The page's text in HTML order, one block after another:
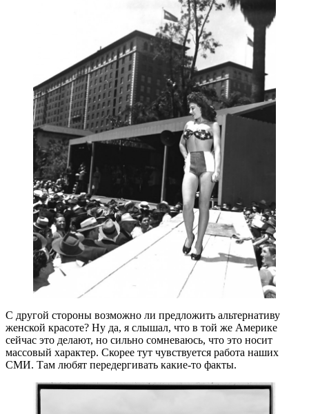
С другой стороны возможно ли предложить альтернативу
женской красоте? Ну да, я слышал, что в той же Америке
сейчас это делают, но сильно сомневаюсь, что это носит
массовый характер. Скорее тут чувствуется работа наших
СМИ. Там любят передергивать какие-то факты.